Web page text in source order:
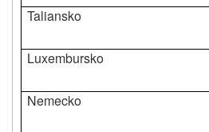
Taliansko
Luxembursko
Nemecko